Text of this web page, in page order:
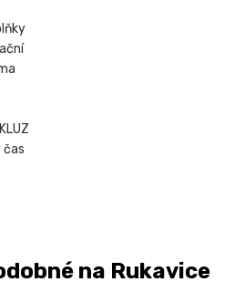
čas
na Rukavice